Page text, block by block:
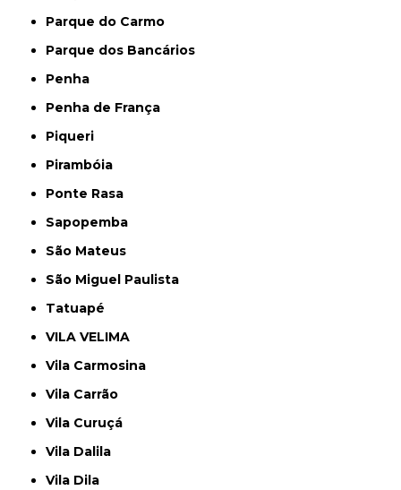
Parque do Carmo
Parque dos Bancários
Penha
Penha de França
Piqueri
Pirambóia
Ponte Rasa
Sapopemba
São Mateus
São Miguel Paulista
Tatuapé
VILA VELIMA
Vila Carmosina
Vila Carrão
Vila Curuçá
Vila Dalila
Vila Dila